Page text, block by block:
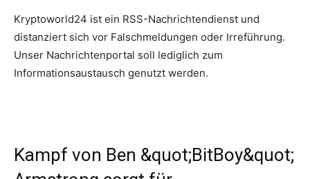
Kryptoworld24 ist ein RSS-Nachrichtendienst und
distanziert sich vor Falschmeldungen oder Irreführung.
Unser Nachrichtenportal soll lediglich zum
Informationsaustausch genutzt werden.
Kampf von Ben &quot;BitBoy&quot;